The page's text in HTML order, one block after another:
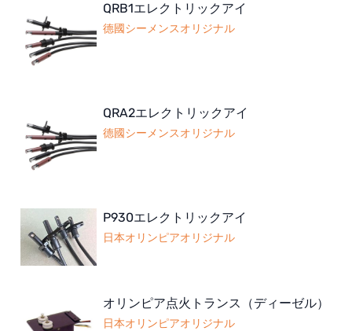
QRB1エレクトリックアイ
德國シーメンスオリジナル
QRA2エレクトリックアイ
德國シーメンスオリジナル
P930エレクトリックアイ
日本オリンピアオリジナル
オリンピア点火トランス（ディーゼル）
日本オリンピアオリジナル